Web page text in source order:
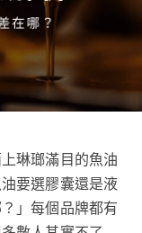
琳瑯滿目的魚油
要選膠囊還是液
」每個品牌都有